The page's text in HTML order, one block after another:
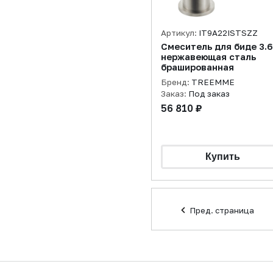
Артикул: IT9A22ISTSZZ
Смеситель для биде
нержавеющая сталь
брашированная
Бренд: TREEMME
Заказ: Под заказ
56 810 ₽
Пред. страница